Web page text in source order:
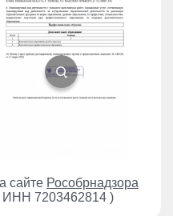
сайте Рособрнадзора
ИНН 7203462814 )